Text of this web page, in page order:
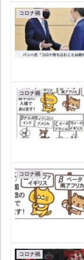
コロナ禍
コロナ禍
コロナ禍
コロナ禍